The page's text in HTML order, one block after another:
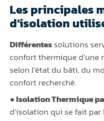
Les principales
d’isolation
Différentessolutions
confort thermique d’une
selon l’état du bâti, du
confort recherché.
● Isolation Thermique
d’isolation qui se fait